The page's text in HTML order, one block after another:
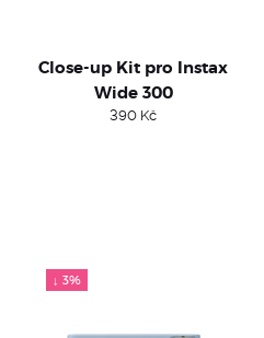
Close-up Kit pro Instax
Wide 300
390 Kč
↓ 3%